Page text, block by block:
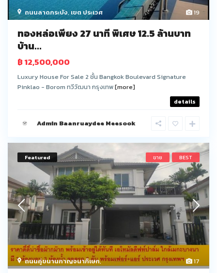
19
ถนนลาดกระบัง, เขต ประเวศ
ทองหล่อเพียง 27 นาที พิเศษ 12.5 ล้านบาท
บ้าน...
฿ 12,500,000
Luxury House For Sale 2 ชั้น Bangkok Boulevard Signature
Pinklao - Borom ทวีวัฒนา กรุงเทพ[more]
details
Admin Baanruaydee Meesook
17
ถนนคู่ขนานกาญจนาภิเษก,
Featured ขาย BEST